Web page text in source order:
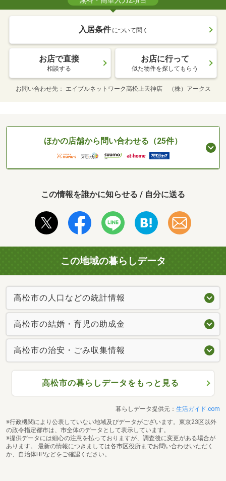
入居条件 について聞く
お店で直接
相談する
お店に行って
似た物件を探してもらう
お問い合わせ先 エイブルネットワーク高松上天神店 （株）アークス
ほかの店舗から問い合わせる（25件）
この情報を誰かに知らせる / 自分に送る
この地域の暮らしデータ
高松市の人口などの統計情報
高松市の結婚・育児の助成金
高松市の治安・ごみ収集情報
高松市の暮らしデータをもっと見る
暮らしデータ提供元： 生活ガイド.com
※行政機関により公表していない地域及びデータがございます。東京23区以外
の政令指定都市は、市全体のデータとして表示しています。
※提供データには細心の注意を払っておりますが、調査後に変更がある場合が
あります。 最新の情報につきましては各市区役所までお問い合わせいただく
か、自治体HPなどをご確認ください。